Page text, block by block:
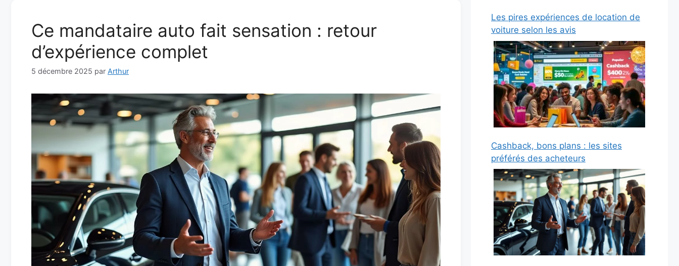
Ce mandataire auto fait sensation : retour
d’expérience complet
5 décembre 2025 par Arthur
Les pires expériences de location de
voiture selon les avis
Cashback, bons plans : les sites
préférés des acheteurs